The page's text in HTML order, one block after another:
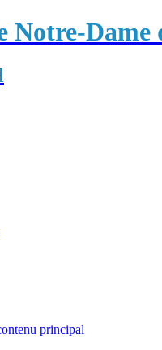
Notre-
principal